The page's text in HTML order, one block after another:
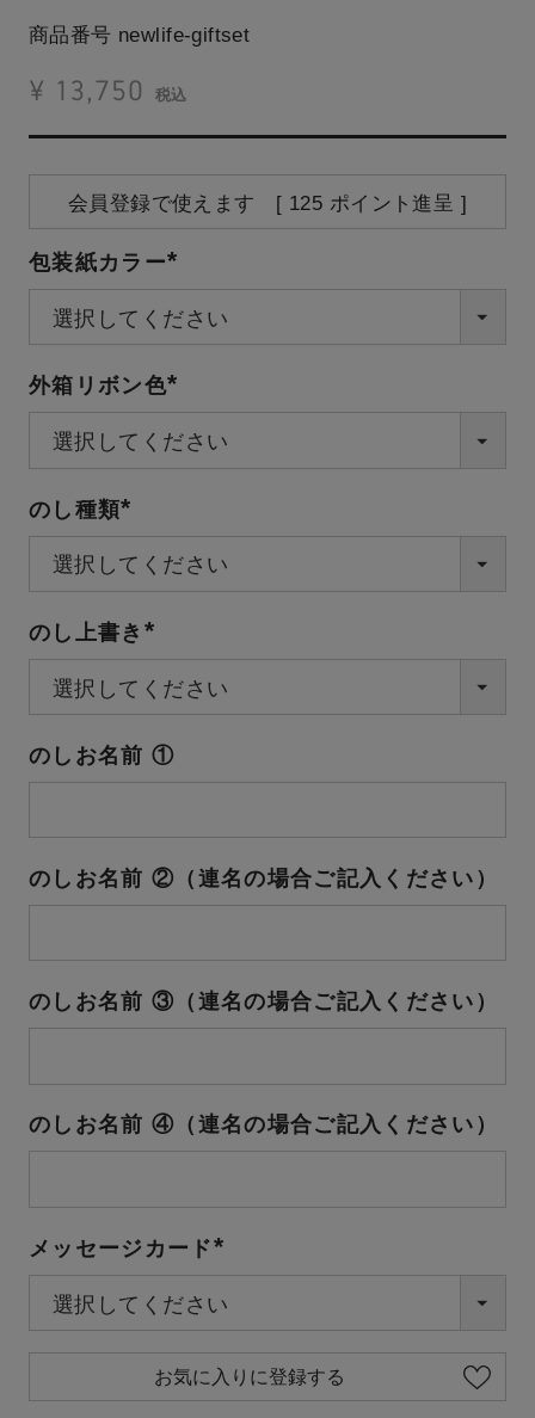
商品番号 newlife-giftset
¥ 13,750 税込
会員登録で使えます [ 125 ポイント進呈 ]
包装紙カラー
(必
須)
外箱リボン色
(必
須)
のし種類
(必
須)
のし上書き
(必
須)
のしお名前 ①
のしお名前 ②（連名の場合ご記入ください）
のしお名前 ③（連名の場合ご記入ください）
のしお名前 ④（連名の場合ご記入ください）
メッセージカード
(必
須)
お気に入りに登録する